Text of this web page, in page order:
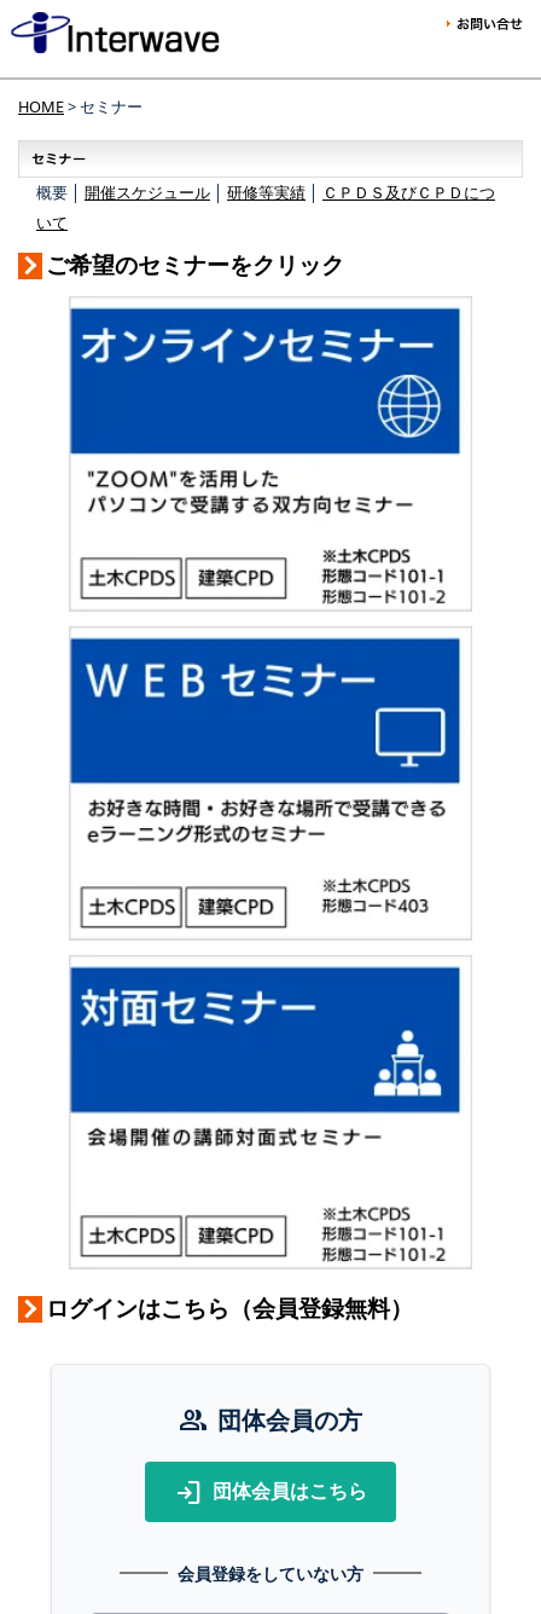
HOME> セミナー
概要 │ 開催スケジュール 研修等実績
ＣＰＤＳ及びＣＰＤにつ
いて
ご希望のセミナーをクリック
ログインはこちら（会員登録無料）
group 団体会員の方
login 団体会員はこちら
会員登録をしていない方